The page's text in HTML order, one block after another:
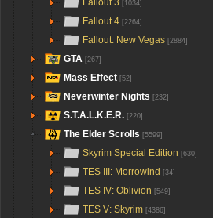
Fallout 3 [1034]
Fallout 4 [2264]
Fallout: New Vegas [2884]
GTA [267]
Mass Effect [52]
Neverwinter Nights [232]
S.T.A.L.K.E.R. [220]
The Elder Scrolls [5599]
Skyrim Special Edition [630]
TES III: Morrowind [34]
TES IV: Oblivion [549]
TES V: Skyrim [4386]